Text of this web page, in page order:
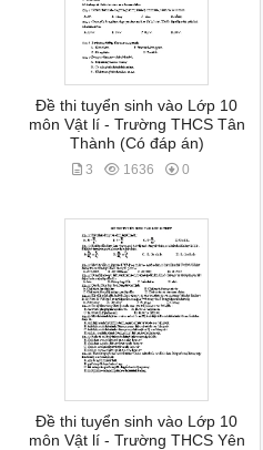
Đề thi tuyển sinh vào Lớp 10
môn Vật lí - Trường THCS Tân
Thành (Có đáp án)
3 1636 0
Đề thi tuyển sinh vào Lớp 10
môn Vật lí - Trường THCS Yên